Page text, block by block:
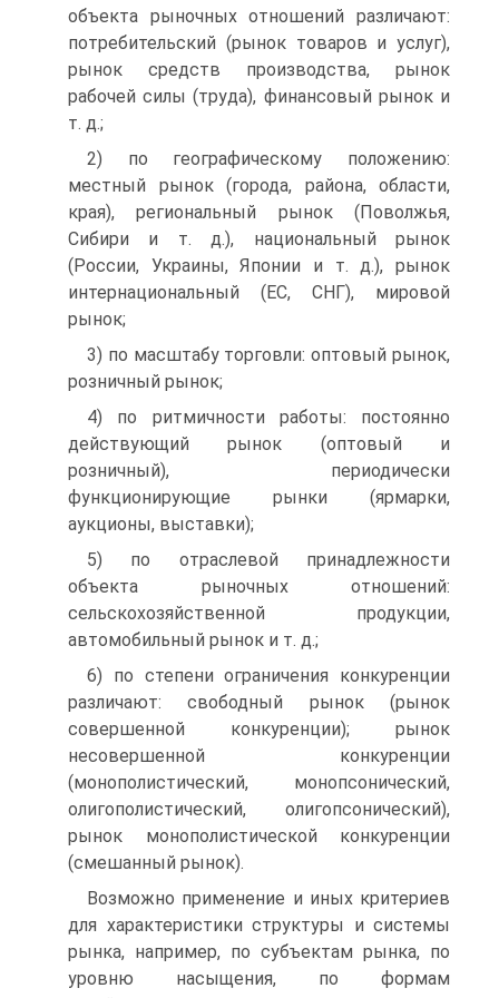
объекта рыночных отношений различают:
потребительский (рынок товаров и услуг),
рынок средств производства, рынок
рабочей силы (труда), финансовый рынок и
т. д.;
2) по географическому положению:
местный рынок (города, района, области,
края), региональный рынок (Поволжья,
Сибири и т. д.), национальный рынок
(России, Украины, Японии и т. д.), рынок
интернациональный (ЕС, СНГ), мировой
рынок;
3) по масштабу торговли: оптовый рынок,
розничный рынок;
4) по ритмичности работы: постоянно
действующий рынок (оптовый и
розничный), периодически
функционирующие рынки (ярмарки,
аукционы, выставки);
5) по отраслевой принадлежности
объекта рыночных отношений:
сельскохозяйственной продукции,
автомобильный рынок и т. д.;
6) по степени ограничения конкуренции
различают: свободный рынок (рынок
совершенной конкуренции); рынок
несовершенной конкуренции
(монополистический, монопсонический,
олигополистический, олигопсонический),
рынок монополистической конкуренции
(смешанный рынок).
Возможно применение и иных критериев
для характеристики структуры и системы
рынка, например, по субъектам рынка, по
уровню насыщения, по формам